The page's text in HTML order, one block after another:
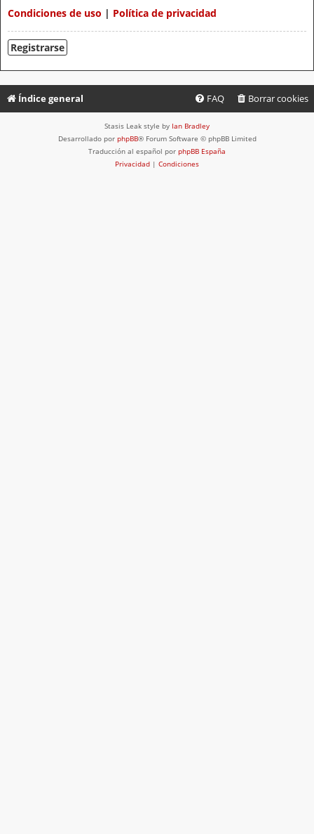
Condiciones de uso | Política de privacidad
Registrarse
Índice general Borrar cookies
FAQ
Stasis Leak style by Ian Bradley
Desarrollado por phpBB® Forum Software © phpBB Limited
Traducción al español por phpBB España
Privacidad | Condiciones